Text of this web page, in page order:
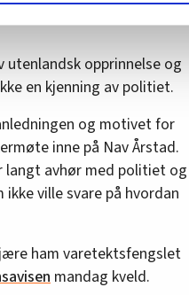
på denne siden.
utenlandsk opprinnelse og
en kjenning av politiet.
og motivet for
inne på Nav Årstad.
langt avhør med politiet og
ville svare på hvordan
ham varetektsfengslet
mandag kveld.